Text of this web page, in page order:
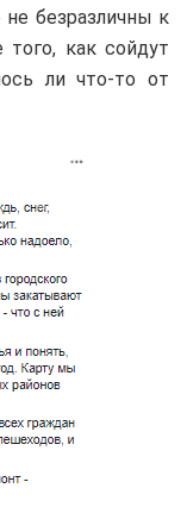
безразличны к
того, как сойдут
ли что-то от